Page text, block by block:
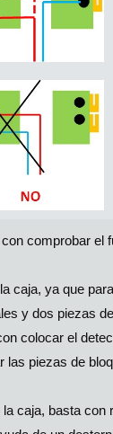
comprobar el
caja, ya que
y dos piezas
colocar el
las piezas de
caja, basta con